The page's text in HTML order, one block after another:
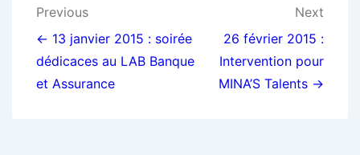
Navigation
de
l’article
Previous
← 13 janvier 2015 : soirée
dédicaces au LAB Banque
et Assurance
Next
26 février 2015 :
Intervention pour
MINA’S Talents →